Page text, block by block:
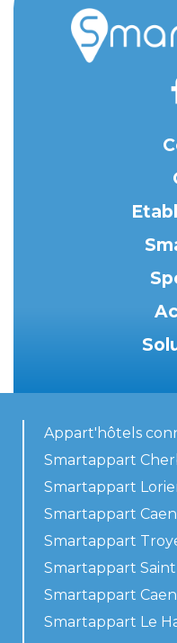
Appart'hôtels
Smartappart
Smartappart
Smartappart
Smartappart
Smartappart
Smartappart
Smartappart Le